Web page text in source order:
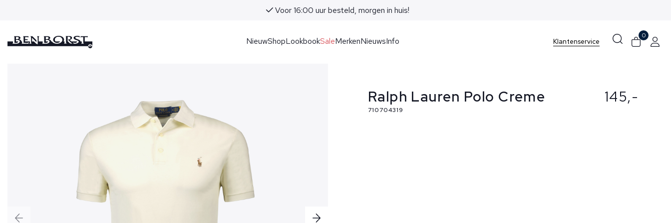
Voor 16:00 uur besteld, morgen in huis!
NieuwShopLookbookSaleMerkenNieuwsInfo Klantenservice
0
Ralph Lauren Polo Creme
710704319
145,-